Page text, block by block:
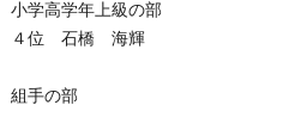
小学高学年上級の部
４位 石橋 海輝
組手の部